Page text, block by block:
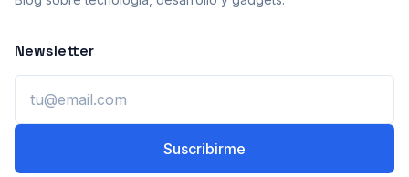
Newsletter
Suscribirme